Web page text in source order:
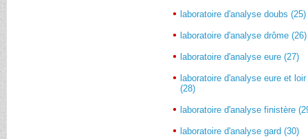
laboratoire d'analyse doubs (25)
laboratoire d'analyse drôme (26)
laboratoire d'analyse eure (27)
laboratoire d'analyse eure et loir
(28)
laboratoire d'analyse finistère
laboratoire d'analyse gard (30)